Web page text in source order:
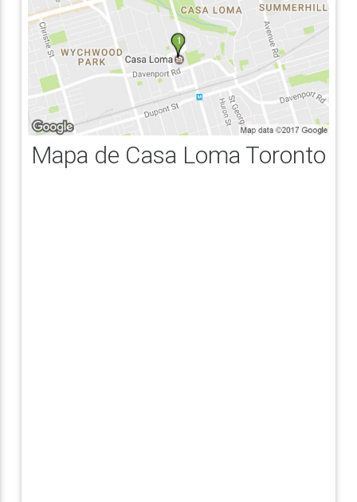
Mapa de Casa Loma Toronto